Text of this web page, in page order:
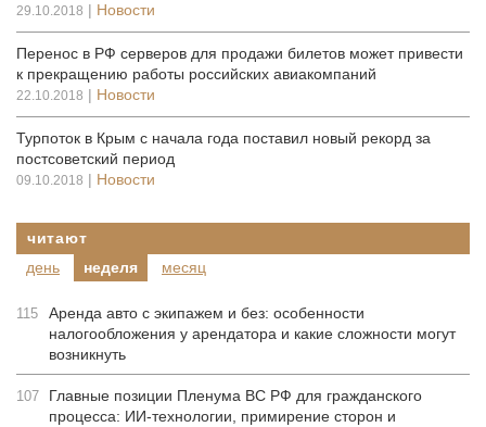
29.10.2018 | Новости
Перенос в РФ серверов для продажи билетов может привести
к прекращению работы российских авиакомпаний
22.10.2018 | Новости
Турпоток в Крым с начала года поставил новый рекорд за
постсоветский период
09.10.2018 | Новости
читают
день
неделя месяц
115
Аренда авто с экипажем и без: особенности
налогообложения у арендатора и какие сложности могут
возникнуть
107
Главные позиции Пленума ВС РФ для гражданского
процесса: ИИ-технологии, примирение сторон и